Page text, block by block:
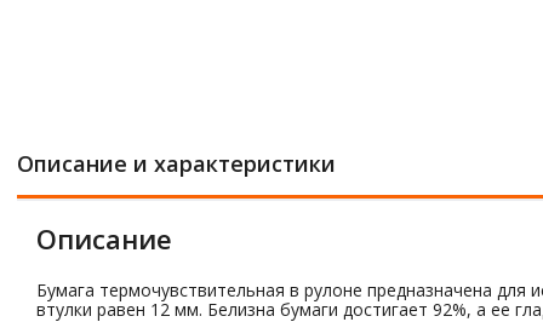
Описание и характеристики
Описание
Бумага термочувствительная в рулоне предназначена
втулки равен 12 мм. Белизна бумаги достигает 92%, а ее